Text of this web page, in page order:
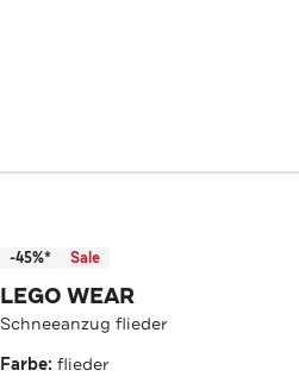
-45%* Sale
LEGO WEAR
Schneeanzug flieder
Farbe:flieder